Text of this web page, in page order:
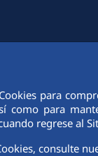
para
como para
regrese al
consulte